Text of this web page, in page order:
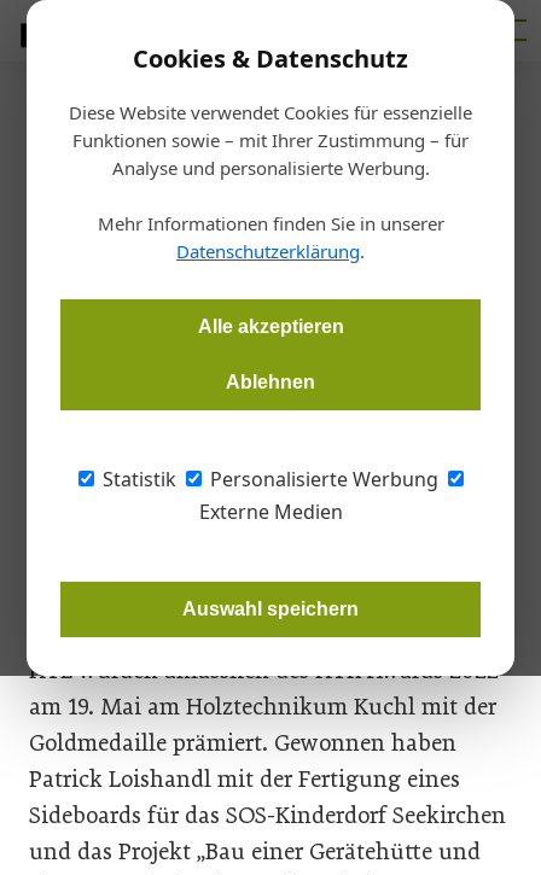
Cookies & Datenschutz
Diese Website verwendet Cookies für essenzielle
Funktionen sowie – mit Ihrer Zustimmung – für
Analyse und personalisierte Werbung.
Mehr Informationen finden Sie in unserer
Datenschutzerklärung.
Alle akzeptieren
Ablehnen
Statistik
Personalisierte Werbung
Externe Medien
Auswahl speichern
Startseite/Ausbildung
Preisverleihung
Vom Sideboard bis zum Holz-
Schi
Die Gewinner des heurigen HTK-Awards, verliehen an die
in vielerlei Hinsicht. Im Bild Mikkel Jakobsen und Quirin Vogl
(v.l.): Sie gewannen mit ihrem Projekt den HTK Award in Gold
Jeweils zwei Abschlussarbeiten aus der
Fachschule und zwei Diplomarbeiten aus der
HTL wurden anlässlich des HTK-Awards 2022
am 19. Mai am Holztechnikum Kuchl mit der
Goldmedaille prämiert. Gewonnen haben
Patrick Loishandl mit der Fertigung eines
Sideboards für das SOS-Kinderdorf Seekirchen
und das Projekt „Bau einer Gerätehütte und